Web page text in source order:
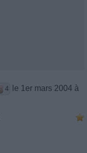
4
le 1er mars 2004 à